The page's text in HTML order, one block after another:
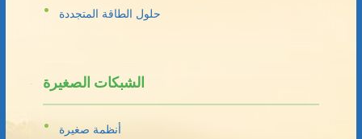
حلول الطاقة المتجددة
الشبكات الصغيرة
أنظمة صغيرة